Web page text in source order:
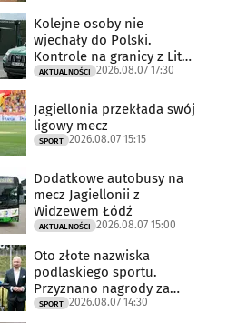
Kolejne osoby nie
wjechały do Polski.
Kontrole na granicy z Litwą
trwają
AKTUALNOŚCI 2026.08.07 17:30
Jagiellonia przekłada swój
ligowy mecz
SPORT 2026.08.07 15:15
Dodatkowe autobusy na
mecz Jagiellonii z
Widzewem Łódź
AKTUALNOŚCI 2026.08.07 15:00
Oto złote nazwiska
podlaskiego sportu.
Przyznano nagrody za
2025 rok
SPORT 2026.08.07 14:30